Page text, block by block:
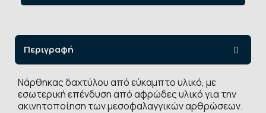
Περιγραφή
Νάρθηκας δαχτύλου από εύκαμπτο υλικό, με
εσωτερική επένδυση από αφρώδες υλικό για την
ακινητοποίηση των μεσοφαλαγγικών αρθρώσεων.